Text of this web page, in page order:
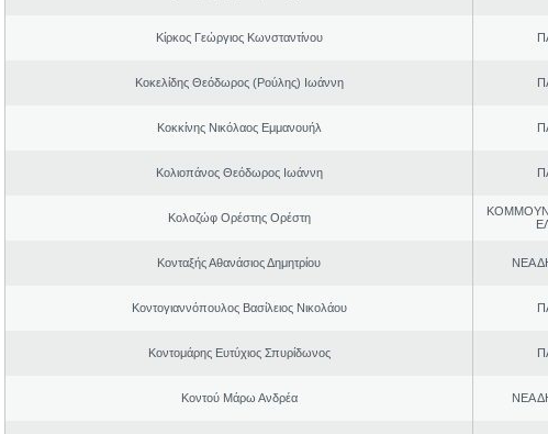
Κίρκος Γεώργιος Κωνσταντίνου
Κοκελίδης Θεόδωρος (Ρούλης) Ιωάννη
Κοκκίνης Νικόλαος Εμμανουήλ
Κολιοπάνος Θεόδωρος Ιωάννη
Κολοζώφ Ορέστης Ορέστη
Κονταξής Αθανάσιος Δημητρίου ΝΕΑ
Κοντογιαννόπουλος Βασίλειος Νικολάου
Κοντομάρης Ευτύχιος Σπυρίδωνος
Κοντού Μάρω Ανδρέα ΝΕΑ